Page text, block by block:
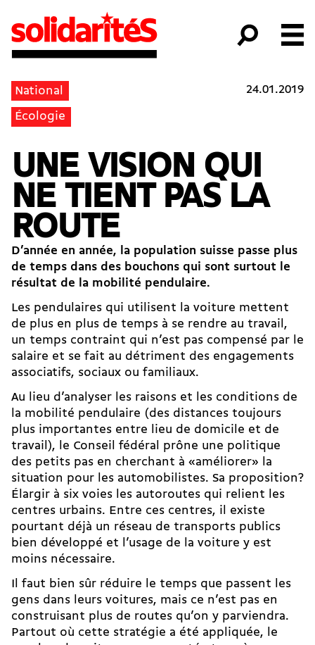
National
Écologie
24.01.2019
UNE VISION QUI
NE TIENT PAS LA
ROUTE
D’année en année, la population suisse passe plus
de temps dans des bouchons qui sont surtout le
résultat de la mobilité pendulaire.
Les pendulaires qui utilisent la voiture mettent
de plus en plus de temps à se rendre au travail,
un temps contraint qui n’est pas compensé par le
salaire et se fait au détriment des engagements
associatifs, sociaux ou familiaux.
Au lieu d’analyser les raisons et les conditions de
la mobilité pendulaire (des distances toujours
plus importantes entre lieu de domicile et de
travail), le Conseil fédéral prône une politique
des petits pas en cherchant à «améliorer» la
situation pour les automobilistes. Sa proposition?
Élargir à six voies les autoroutes qui relient les
centres urbains. Entre ces centres, il existe
pourtant déjà un réseau de transports publics
bien développé et l’usage de la voiture y est
moins nécessaire.
Il faut bien sûr réduire le temps que passent les
gens dans leurs voitures, mais ce n’est pas en
construisant plus de routes qu’on y parviendra.
Partout où cette stratégie a été appliquée, le